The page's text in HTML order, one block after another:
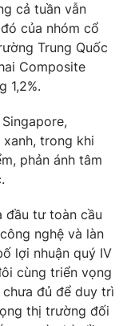
cả tuần vẫn
của nhóm cổ
Trung Quốc
Composite
1,2%.
xanh, trong khi
phản ánh tâm
đầu tư toàn cầu
nghệ và làn
lợi nhuận quý IV
cùng triển vọng
đủ để duy trì
thị trường đối